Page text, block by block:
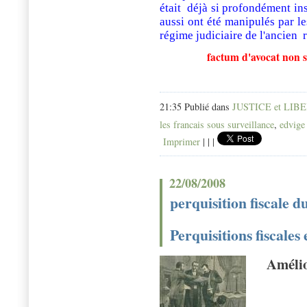
était déjà si profondément
aussi ont été manipulés par
régime judiciaire de l'ancien
factum d'avocat non
21:35 Publié dans JUSTICE et
les francais sous surveillance, edvige
Imprimer | | |
22/08/2008
perquisition fiscale
Perquisitions